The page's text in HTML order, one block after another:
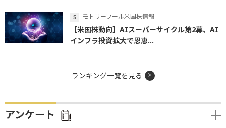
モトリーフール米国株情報
【米国株動向】AIスーパーサイクル第2幕、AI
インフラ投資拡大で恩恵...
ランキング一覧を見る
アンケート